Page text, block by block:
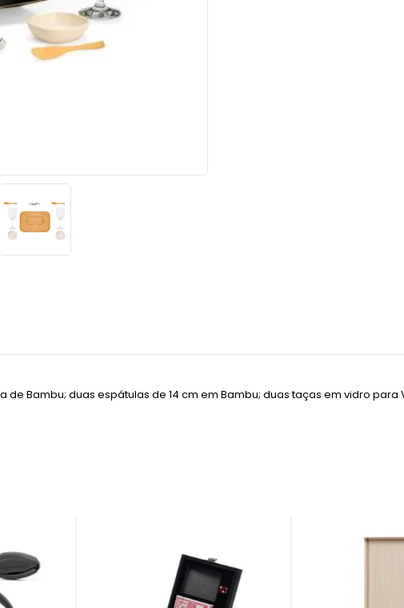
Bambu; duas espátulas de 14 cm em Bambu; duas taças em vidro